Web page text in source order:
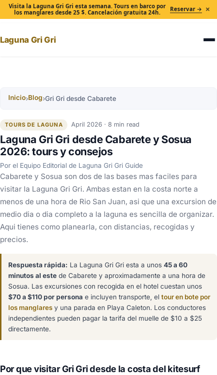
Visita la Laguna Gri Gri esta semana. Tours en barco por
los manglares desde 25 $. Cancelación gratuita 24h.
Reservar → ×
Laguna Gri Gri
Inicio›Blog›Gri Gri desde Cabarete
TOURS DE LAGUNA April 2026 · 8 min read
Laguna Gri Gri desde Cabarete y Sosua
2026: tours y consejos
Por el Equipo Editorial de Laguna Gri Gri Guide
Cabarete y Sosua son dos de las bases mas faciles para
visitar la Laguna Gri Gri. Ambas estan en la costa norte a
menos de una hora de Rio San Juan, asi que una excursion de
medio dia o dia completo a la laguna es sencilla de organizar.
Aqui tienes como planearla, con distancias, recogidas y
precios.
Respuesta rápida: La Laguna Gri Gri esta a unos 45 a 60
minutos al este de Cabarete y aproximadamente a una hora de
Sosua. Las excursiones con recogida en el hotel cuestan unos
$70 a $110 por persona e incluyen transporte, el tour en bote por
los manglares y una parada en Playa Caleton. Los conductores
independientes pueden pagar la tarifa del muelle de $10 a $25
directamente.
Por que visitar Gri Gri desde la costa del kitesurf